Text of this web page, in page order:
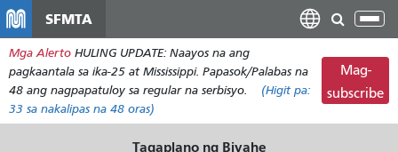
pangunahing
nilalaman
SFMTA
I-
ang
Mga Alerto HULING UPDATE: Naayos na ang
pagkaantala sa ika-25 at Mississippi. Papasok/Palabas na
48 ang nagpapatuloy sa regular na serbisyo.
(Higit pa:
33 sa nakalipas na 48 oras)
Mag-
subscribe
Tagaplano ng Biyahe